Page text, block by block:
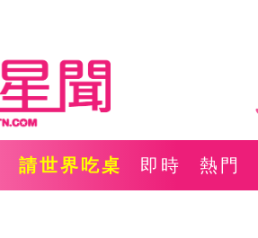
請世界吃桌 即時 熱門